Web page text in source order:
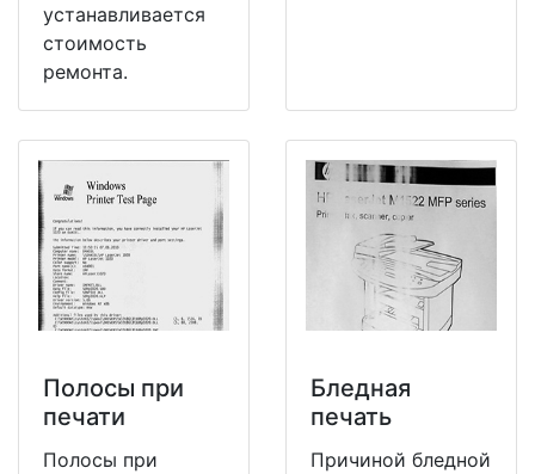
устанавливается
стоимость
ремонта.
Полосы при
печати
Полосы при
Бледная
печать
Причиной бледной